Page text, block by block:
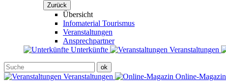
Zurück
Übersicht
Infomaterial Tourismus
Veranstaltungen
Ansprechpartner
Unterkünfte
Veranstaltungen
Veranstaltungen Online-Magazin